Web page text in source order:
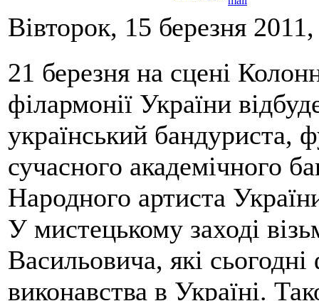
Вівторок, 15 березня
21 березня на сцені
філармонії України
український бандуриста,
сучасного академічного
Народного артиста
У мистецькому заході
Васильовича, які
виконавства в Україні.